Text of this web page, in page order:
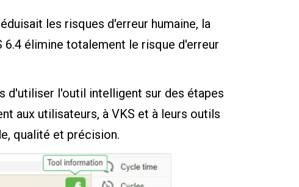
les risques d'erreur humaine, la
élimine totalement le risque d'erreur
d'utiliser l'outil intelligent sur des étapes
aux utilisateurs, à VKS et à leurs outils
qualité et précision.